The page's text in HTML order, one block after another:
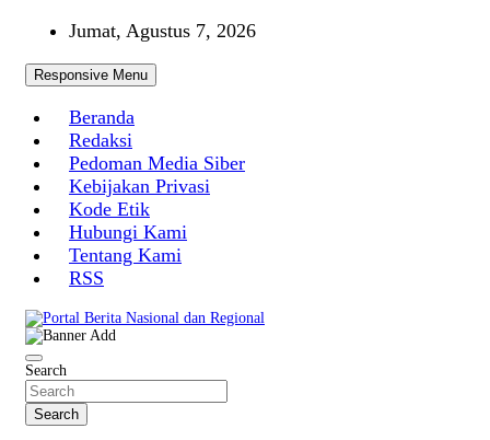
content
Jumat, Agustus 7, 2026
Responsive Menu
Beranda
Redaksi
Pedoman Media Siber
Kebijakan Privasi
Kode Etik
Hubungi Kami
Tentang Kami
RSS
Portal Berita Nasional dan Regional
Search
Search